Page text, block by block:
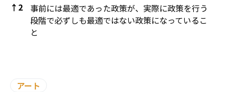
↑ 2
事前には最適であった政策が、実際に政策を行う
段階で必ずしも最適ではない政策になっているこ
と
アート